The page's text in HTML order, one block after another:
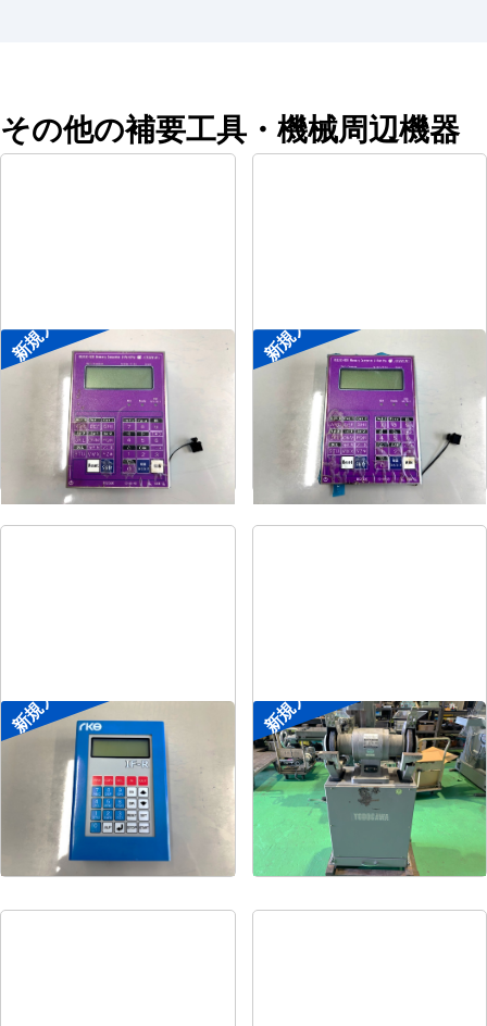
その他の補要工具・機械周辺機器
新規入荷
ポータブル入出力装置
協立アスリック
式U-Port Pro
式-
新規入荷
ポータブル入出力装置
メーカー 協立アスリック
式U-Port Pro
式-
新規入荷
ポータブル入出力装置
メーカー
菱電工機エンジニアリ
ング
IF-R
新規入荷
両頭グラインダー
メーカー 淀川電機
形 FG-255T
式